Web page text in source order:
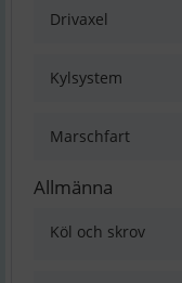
Drivaxel
Kylsystem
Marschfart
Allmänna
Köl och skrov